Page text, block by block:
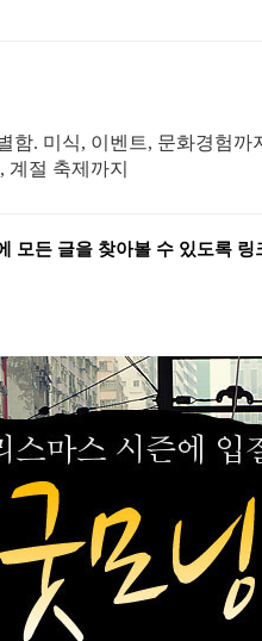
함. 미식, 이벤트, 문화경험
절 축제까지
모든 글을 찾아볼 수 있도록 링